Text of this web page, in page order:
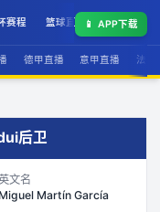
赛程 篮球直播 联赛积分
📱 APP下载
德甲直播 意甲直播 法甲
后卫
文名
Miguel Martín García